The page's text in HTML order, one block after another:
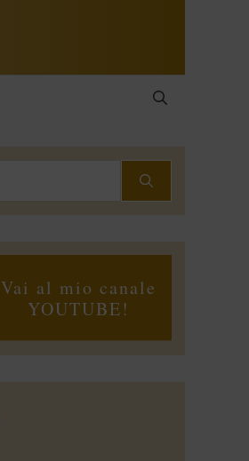
Vai al mio canale
YOUTUBE!